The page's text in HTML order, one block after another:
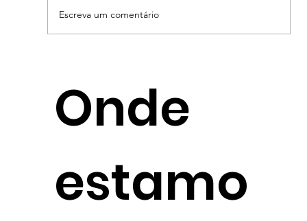
ambiental "barata": por que o seu
negócio não pode correr esse risco
Escreva um comentário
Onde
estamo